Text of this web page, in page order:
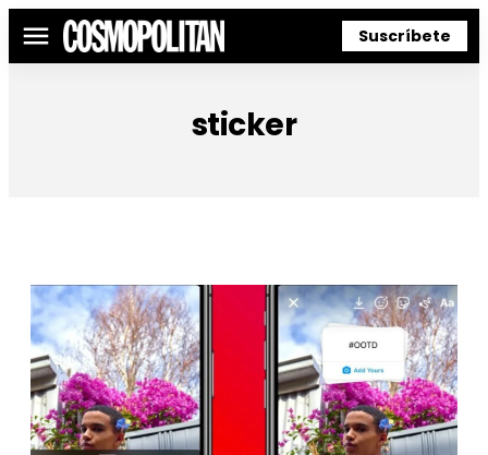
Menú Suscríbete
sticker